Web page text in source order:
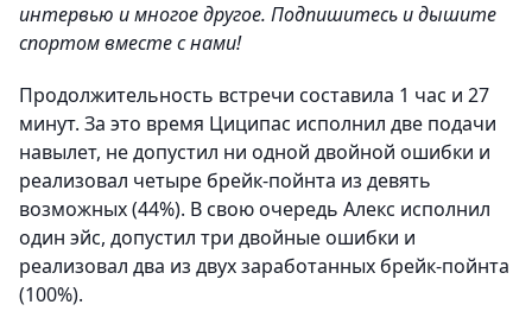
интервью и многое другое. Подпишитесь и дышите
спортом вместе с нами!
Продолжительность встречи составила 1 час и 27
минут. За это время Циципас исполнил две подачи
навылет, не допустил ни одной двойной ошибки и
реализовал четыре брейк-пойнта из девять
возможных (44%). В свою очередь Алекс исполнил
один эйс, допустил три двойные ошибки и
реализовал два из двух заработанных брейк-пойнта
(100%).